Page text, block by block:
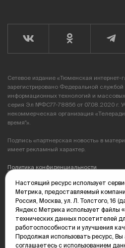
Сетевое издание «Тюменская интернет-
зарегистрировано Федеральной службой
информационных технологий и
серия Эл №ФС77-78856 от 07.08.2020 г.
некоммерческая организация
время"».
Подпись «партнерская новость» в
имеет рекламный характер.
Политика конфиденциальности
Редакция: 625035, Тюмень, пр.
(3452) 68-89-05
edit@vsluh.ru
Главный редактор: Панкина Т.Ю.
kika@vsluh.ru
Настоящий ресурс использует
Метрика, предоставляемый
Россия, Москва, ул. Л. Толстого, 16
Яндекс Метрика использует файлы
технических данных посетителей
работоспособности и улучшения
Продолжая использовать ресурс,
соглашаетесь с использованием